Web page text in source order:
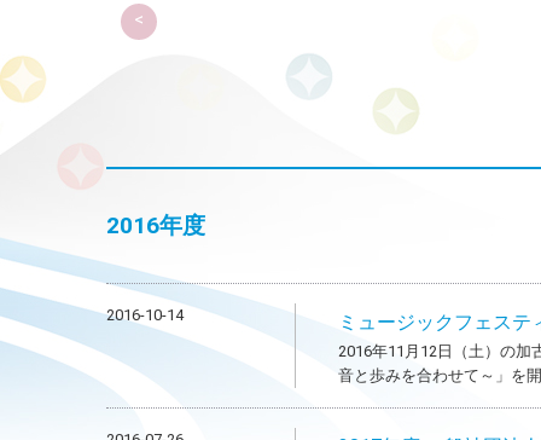
<
2016年度
2016-10-14 ミュージックフェス
2016年11月12日（土）の加
音と歩みを合わせて～」を